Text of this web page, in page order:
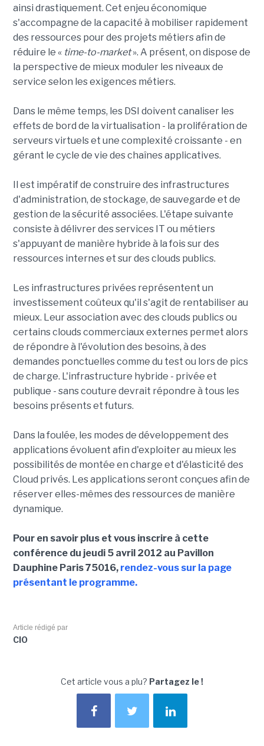
ainsi drastiquement. Cet enjeu économique
s'accompagne de la capacité à mobiliser rapidement
des ressources pour des projets métiers afin de
réduire le « time-to-market». A présent, on dispose de
la perspective de mieux moduler les niveaux de
service selon les exigences métiers.
Dans le même temps, les DSI doivent canaliser les
effets de bord de la virtualisation - la prolifération de
serveurs virtuels et une complexité croissante - en
gérant le cycle de vie des chaînes applicatives.
Il est impératif de construire des infrastructures
d'administration, de stockage, de sauvegarde et de
gestion de la sécurité associées. L'étape suivante
consiste à délivrer des services IT ou métiers
s'appuyant de manière hybride à la fois sur des
ressources internes et sur des clouds publics.
Les infrastructures privées représentent un
investissement coûteux qu'il s'agit de rentabiliser au
mieux. Leur association avec des clouds publics ou
certains clouds commerciaux externes permet alors
de répondre à l'évolution des besoins, à des
demandes ponctuelles comme du test ou lors de pics
de charge. L'infrastructure hybride - privée et
publique - sans couture devrait répondre à tous les
besoins présents et futurs.
Dans la foulée, les modes de développement des
applications évoluent afin d'exploiter au mieux les
possibilités de montée en charge et d'élasticité des
Cloud privés. Les applications seront conçues afin de
réserver elles-mêmes des ressources de manière
dynamique.
Pour en savoir plus et vous inscrire à cette
conférence du jeudi 5 avril 2012 au Pavillon
Dauphine Paris 75016, rendez-vous sur la page
présentant le programme.
Article rédigé par
CIO
Cet article vous a plu? Partagez le !